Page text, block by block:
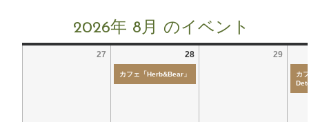
2026年 8月 のイベント
27 28
カフェ「Herb&Bear」
29
カ